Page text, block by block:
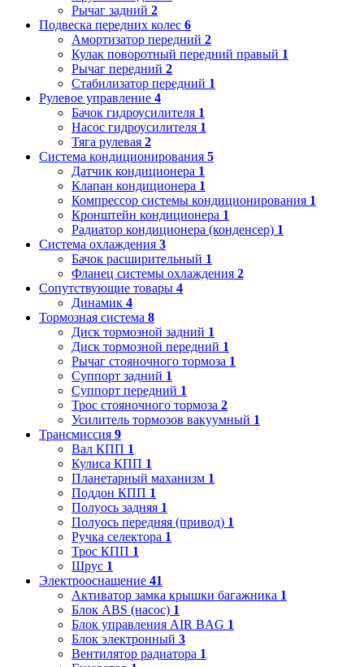
Рычаг задний 2
Подвеска передних колес 6
Амортизатор передний 2
Кулак поворотный передний правый 1
Рычаг передний 2
Стабилизатор передний 1
Рулевое управление 4
Бачок гидроусилителя 1
Насос гидроусилителя 1
Тяга рулевая 2
Система кондиционирования 5
Датчик кондиционера 1
Клапан кондиционера 1
Компрессор системы кондиционирования 1
Кронштейн кондиционера 1
Радиатор кондиционера (конденсер) 1
Система охлаждения 3
Бачок расширительный 1
Фланец системы охлаждения 2
Сопутствующие товары 4
Динамик 4
Тормозная система 8
Диск тормозной задний 1
Диск тормозной передний 1
Рычаг стояночного тормоза 1
Суппорт задний 1
Суппорт передний 1
Трос стояночного тормоза 2
Усилитель тормозов вакуумный 1
Трансмиссия 9
Вал КПП 1
Кулиса КПП 1
Планетарный маханизм 1
Поддон КПП 1
Полуось задняя 1
Полуось передняя (привод) 1
Ручка селектора 1
Трос КПП 1
Шрус 1
Электрооснащение 41
Активатор замка крышки багажника 1
Блок ABS (насос) 1
Блок управления AIR BAG 1
Блок электронный 3
Вентилятор радиатора 1